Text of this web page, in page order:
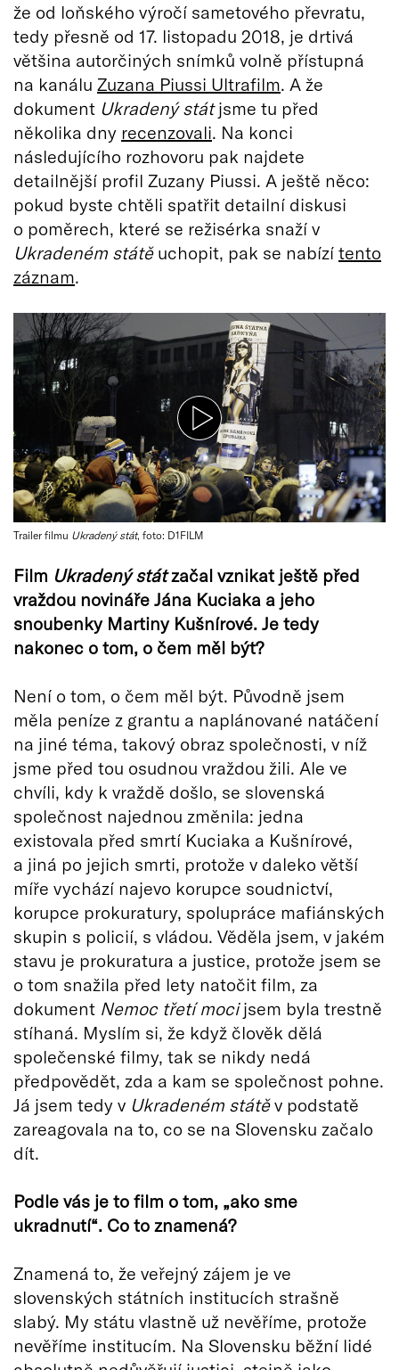
že od loňského výročí sametového převratu,
tedy přesně od 17. listopadu 2018, je drtivá
většina autorčiných snímků volně přístupná
na kanálu Zuzana Piussi Ultrafilm. A že
dokument Ukradený státjsme tu před
několika dny recenzovali. Na konci
následujícího rozhovoru pak najdete
detailnější profil Zuzany Piussi. A ještě něco:
pokud byste chtěli spatřit detailní diskusi
o poměrech, které se režisérka snaží v
Ukradeném státěuchopit, pak se nabízí tento
záznam.
Trailer filmu Ukradený stát, foto: D1FILM
Film Ukradený státzačal vznikat ještě před
vraždou novináře Jána Kuciaka a jeho
snoubenky Martiny Kušnírové. Je tedy
nakonec o tom, o čem měl být?
Není o tom, o čem měl být. Původně jsem
měla peníze z grantu a naplánované natáčení
na jiné téma, takový obraz společnosti, v níž
jsme před tou osudnou vraždou žili. Ale ve
chvíli, kdy k vraždě došlo, se slovenská
společnost najednou změnila: jedna
existovala před smrtí Kuciaka a Kušnírové,
a jiná po jejich smrti, protože v daleko větší
míře vychází najevo korupce soudnictví,
korupce prokuratury, spolupráce mafiánských
skupin s policií, s vládou. Věděla jsem, v jakém
stavu je prokuratura a justice, protože jsem se
o tom snažila před lety natočit film, za
dokument Nemoc třetí mocijsem byla trestně
stíhaná. Myslím si, že když člověk dělá
společenské filmy, tak se nikdy nedá
předpovědět, zda a kam se společnost pohne.
Já jsem tedy v Ukradeném státěv podstatě
zareagovala na to, co se na Slovensku začalo
dít.
Podle vás je to film o tom, „ako sme
ukradnutí“. Co to znamená?
Znamená to, že veřejný zájem je ve
slovenských státních institucích strašně
slabý. My státu vlastně už nevěříme, protože
nevěříme institucím. Na Slovensku běžní lidé